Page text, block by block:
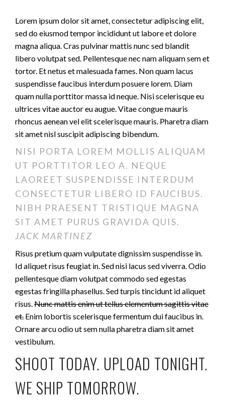
Lorem ipsum dolor sit amet, consectetur adipiscing elit,
sed do eiusmod tempor incididunt ut labore et dolore
magna aliqua. Cras pulvinar mattis nunc sed blandit
libero volutpat sed. Pellentesque nec nam aliquam sem et
tortor. Et netus et malesuada fames. Non quam lacus
suspendisse faucibus interdum posuere lorem. Diam
quam nulla porttitor massa id neque. Nisi scelerisque eu
ultrices vitae auctor eu augue. Vitae congue mauris
rhoncus aenean vel elit scelerisque mauris. Pharetra diam
sit amet nisl suscipit adipiscing bibendum.
NISI PORTA LOREM MOLLIS ALIQUAM
UT PORTTITOR LEO A. NEQUE
LAOREET SUSPENDISSE INTERDUM
CONSECTETUR LIBERO ID FAUCIBUS.
NIBH PRAESENT TRISTIQUE MAGNA
SIT AMET PURUS GRAVIDA QUIS.
JACK MARTINEZ
Risus pretium quam vulputate dignissim suspendisse in.
Id aliquet risus feugiat in. Sed nisi lacus sed viverra. Odio
pellentesque diam volutpat commodo sed egestas
egestas fringilla phasellus. Sed turpis tincidunt id aliquet
risus.Nunc mattis enim ut tellus elementum sagittis vitae
et. Enim lobortis scelerisque fermentum dui faucibus in.
Ornare arcu odio ut sem nulla pharetra diam sit amet
vestibulum.
SHOOT TODAY. UPLOAD TONIGHT.
WE SHIP TOMORROW.